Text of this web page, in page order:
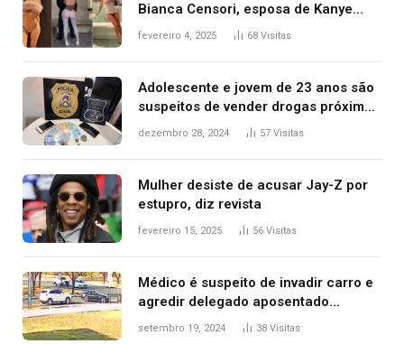
Bianca Censori, esposa de Kanye
West que apareceu nua no Grammy
fevereiro 4, 2025 68 Visitas
Adolescente e jovem de 23 anos são
suspeitos de vender drogas próximo
de delegacia e escola, diz polícia
dezembro 28, 2024 57 Visitas
Mulher desiste de acusar Jay-Z por
estupro, diz revista
fevereiro 15, 2025 56 Visitas
Médico é suspeito de invadir carro e
agredir delegado aposentado
durante confusão no trânsito
setembro 19, 2024 38 Visitas